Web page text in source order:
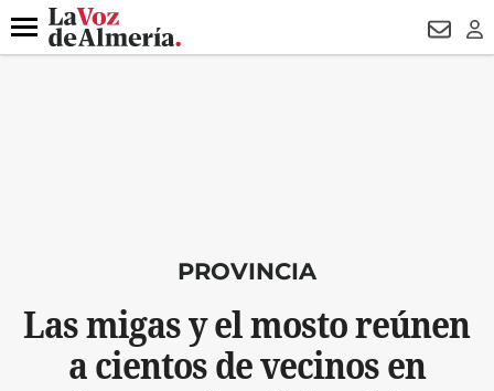
DESTACADO DRON UDA
Menú
PROVINCIA
Las migas y el mosto reúnen
a cientos de vecinos en